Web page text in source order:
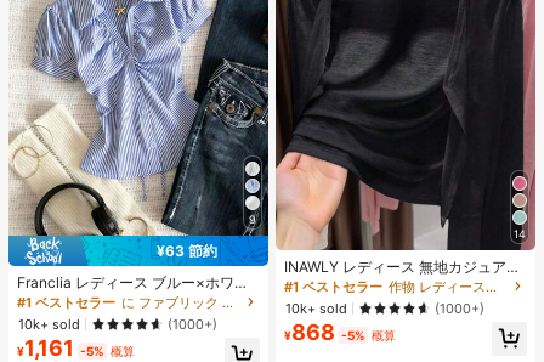
9
¥63 節約
Franclia レディース ブルー×ホワイ
ト ストライプ ボタン付きシャーリン
グ Vネックシャツ 夏向け エフォート
レスシック ブラウス 通学・新学期向
け 春カジュアル
#1 ベストセラー
に ファブリック 柔らかなオフィスブラウス
売り切れ間近！
#1 ベストセラー
に ファブリック 柔らかなオフィスブラウス
売り切れ間近！
#1 ベストセラー
に ファブリック 柔らかなオフィスブラウス
売り切れ間近！
#1 ベストセラー
に ファブリック 柔らかなオフィスブラウス
10k+ sold (1000+)
¥1,161 -5% 概算
14
INAWLY レディース 無地カジュアル
薄手カーディガン、春夏用
#1 ベストセラー
売り切れ間近！
#1 ベストセラー
作物 レディース軽量カーディガン
売り切れ間近！
#1 ベストセラー
作物 レディース軽量カーディガン
売り切れ間近！
#1 ベストセラー
10k+ sold (1000+)
¥868 -5% 概算